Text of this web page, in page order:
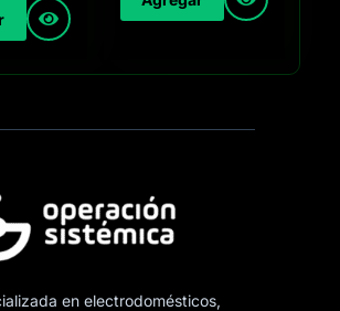
en electrodomésticos,